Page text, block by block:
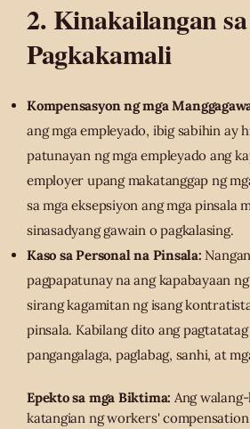
2. Kinakailangan sa
Pagkakamali
Kompensasyon ng mga
ang mga empleyado, ibig sabihin ay
patunayan ng mga empleyado ang
employer upang makatanggap ng
sa mga eksepsiyon ang mga pinsala
sinasadyang gawain o pagkalasing.
Kaso sa Personal na Pinsala:
pagpapatunay na ang kapabayaan
sirang kagamitan ng isang
pinsala. Kabilang dito ang
pangangalaga, paglabag, sanhi, at
Epekto sa mga Biktima: Ang
katangian ng workers'